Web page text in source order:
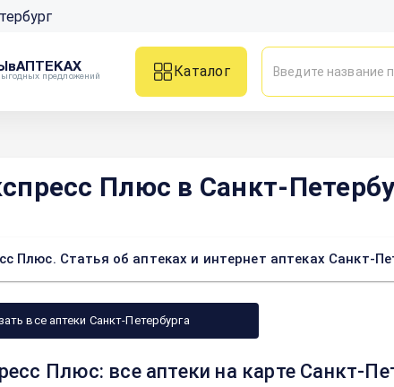
предложений
Каталог
Плюс в Санкт-
Плюс. Статья об аптеках и интернет аптеках Санкт-
все аптеки Санкт-Петербурга
Плюс: все аптеки на карте Санкт-